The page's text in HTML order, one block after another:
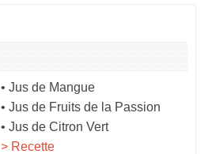
• Jus de Mangue
• Jus de Fruits de la Passion
• Jus de Citron Vert
> Recette